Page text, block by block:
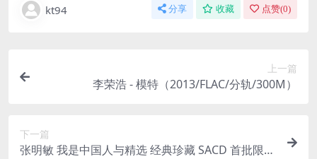
kt94 分享 收藏 点赞(0)
上一篇
李荣浩 - 模特（2013/FLAC/分轨/300M）
下一篇
张明敏 我是中国人与精选 经典珍藏 SACD 首批限量